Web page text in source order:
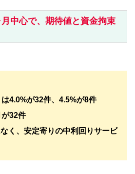
中心で、期待値と資金拘束
は4.0%が32件、4.5%が8件
が32件
く、安定寄りの中利回りサービ